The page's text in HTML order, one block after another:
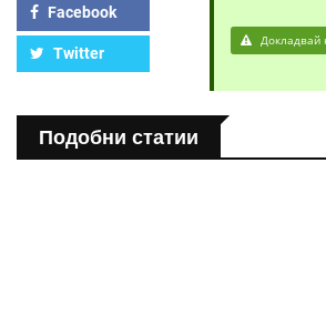
Facebook
Twitter
Докладвай
Подобни статии